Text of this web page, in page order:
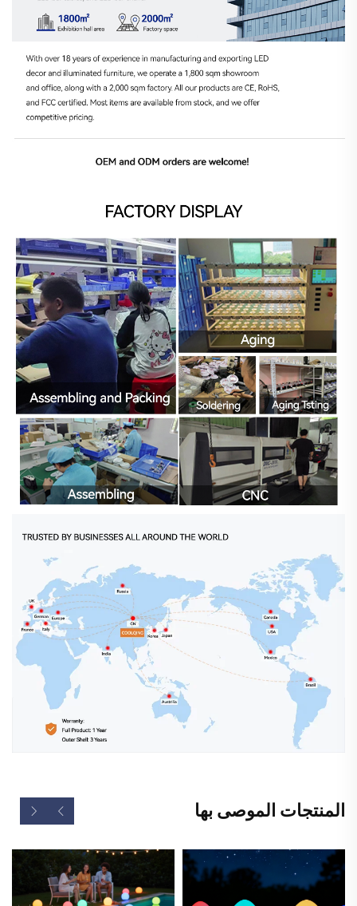
المنتجات الموصى بها